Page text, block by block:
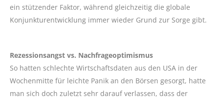
ein stützender Faktor, während gleichzeitig die globale
Konjunkturentwicklung immer wieder Grund zur Sorge gibt.
Rezessionsangst vs. Nachfrageoptimismus
So hatten schlechte Wirtschaftsdaten aus den USA in der
Wochenmitte für leichte Panik an den Börsen gesorgt, hatte
man sich doch zuletzt sehr darauf verlassen, dass der